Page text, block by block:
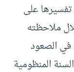
على
ملاحظته
في الصعود
المنظومية